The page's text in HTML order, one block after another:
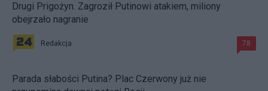
Drugi Prigożyn. Zagroził Putinowi atakiem, miliony
obejrzało nagranie
Redakcja 78
Parada słabości Putina? Plac Czerwony już nie